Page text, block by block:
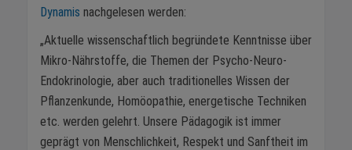
Dynamis nachgelesen werden:
„Aktuelle wissenschaftlich begründete Kenntnisse über
Mikro-Nährstoffe, die Themen der Psycho-Neuro-
Endokrinologie, aber auch traditionelles Wissen der
Pflanzenkunde, Homöopathie, energetische Techniken
etc. werden gelehrt. Unsere Pädagogik ist immer
geprägt von Menschlichkeit, Respekt und Sanftheit im